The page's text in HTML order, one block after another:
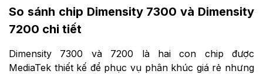
So sánh chip Dimensity 7300 và Dimensity
7200 chi tiết
Dimensity 7300 và 7200 là hai con chip được
MediaTek thiết kế để phục vụ phân khúc giá rẻ nhưng